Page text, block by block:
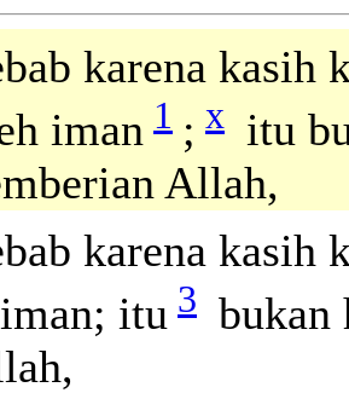
karena kasih
iman 1 ; x itu
Allah,
karena kasih
iman; itu 3 bukan